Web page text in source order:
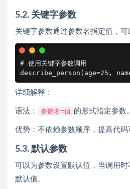
5.2. 关键字参数
关键字参数通过参数名指定值，可
# 使用关键字参数调用
describe_person(age=25,
详细解释：
语法： 参数名=值 的形式指定参数。
优势：不依赖参数顺序，提高代码
5.3. 默认参数
可以为参数设置默认值，当调用
默认值。